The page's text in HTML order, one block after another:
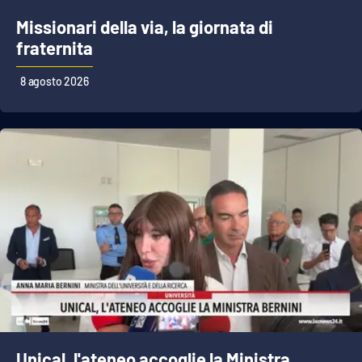
EDIZIONI
Crotone
Vibo Valentia
Reggio Calabria
Cosenza
Lamezia Terme
Missionari della via, la giornata di
fraternita
8 agosto 2026